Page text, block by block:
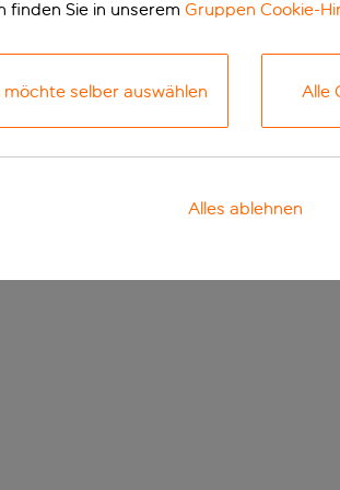
finden Sie in unserem Gruppen Cookie-
möchte selber auswählen Alle
Alles ablehnen